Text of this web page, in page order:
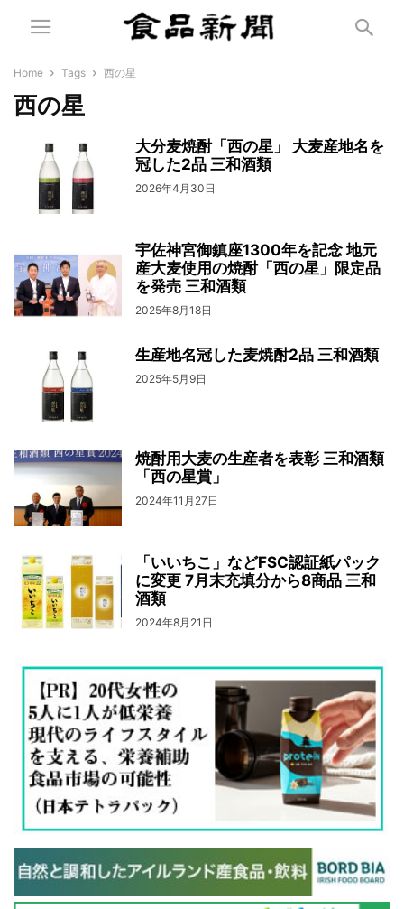
Home Tags 西の星
西の星
大分麦焼酎「西の星」 大麦産地名を
冠した2品 三和酒類
2026年4月30日
宇佐神宮御鎮座1300年を記念 地元
産大麦使用の焼酎「西の星」限定品
を発売 三和酒類
2025年8月18日
生産地名冠した麦焼酎2品 三和酒類
2025年5月9日
焼酎用大麦の生産者を表彰 三和酒類
「西の星賞」
2024年11月27日
「いいちこ」などFSC認証紙パック
に変更 7月末充填分から8商品 三和
酒類
2024年8月21日